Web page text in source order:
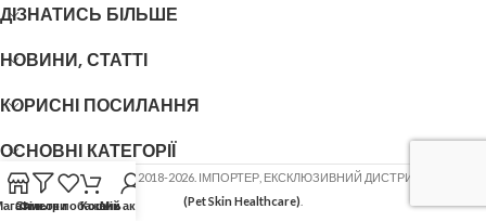
ДІЗНАТИСЬ БІЛЬШЕ
НОВИНИ, СТАТТІ
КОРИСНІ ПОСИЛАННЯ
ОСНОВНІ КАТЕГОРІЇ
ФОП ШОВГЕНЮК Ю.В. 2018-2026. ІМПОРТЕР, ЕКСКЛЮЗИВНИЙ ДИСТРИБ'ЮТОР
(Pet Skin Healthcare)
Фільтри
Список побажань
КошикМій акаунт